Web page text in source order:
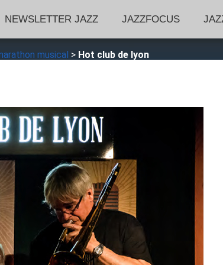
NEWSLETTER JAZZ JAZZFOCUS
musical > Hot club de lyon